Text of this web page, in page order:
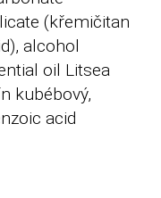
(křemičitan
alcohol
oil Litsea
kubébový,
acid